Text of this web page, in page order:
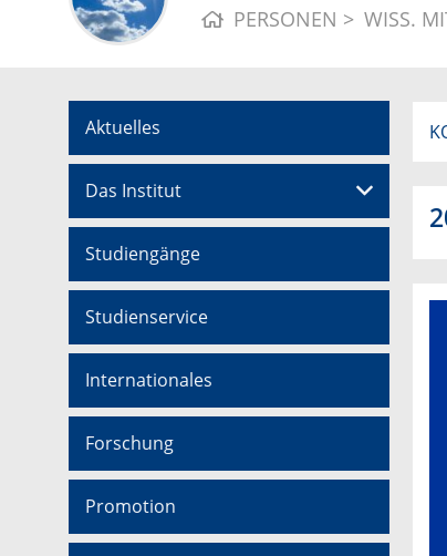
PERSONEN WISS.
Aktuelles
Das Institut
Studiengänge
Studienservice
Internationales
Forschung
Promotion